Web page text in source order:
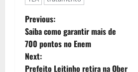
Previous:
Saiba como garantir mais de
700 pontos no Enem
Next:
Prefeito Leitinho retira na Ober